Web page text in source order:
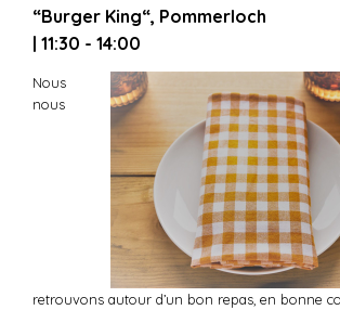
“Burger King“, Pommerloch
| 11:30 - 14:00
Nous
nous
retrouvons autour d’un bon repas, en bonne